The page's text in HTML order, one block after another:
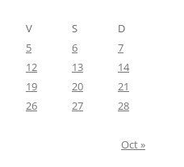
V S
D
5 6
7
12 13
14
19 20
21
26 27
28
Oct »